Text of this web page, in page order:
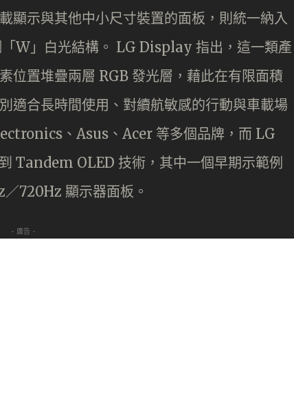
顯示與其他中小尺寸裝置的面板，則統一納入
W」白光結構。 LG Display 指出，這一類產
位置堆疊兩層 RGB 發光層，藉此在有限面積
適合長時間使用、對續航敏感的行動與車載場
、Asus、Acer 等多個品牌，而 LG
Tandem OLED 技術，其中一個早期示範例
720Hz 顯示器面板。
- 廣告 -